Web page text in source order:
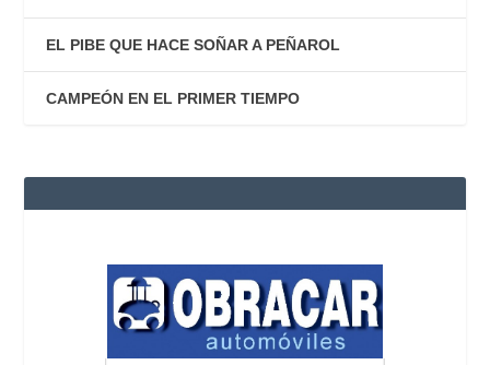
EL PIBE QUE HACE SOÑAR A PEÑAROL
CAMPEÓN EN EL PRIMER TIEMPO